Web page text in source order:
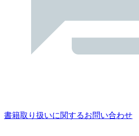
書籍取り扱いに関するお問い合わせ